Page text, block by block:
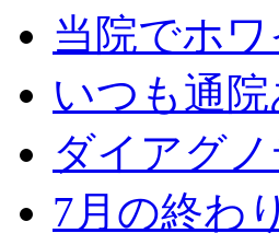
当院でホ
いつも通
ダイアグノ
7月の終わり